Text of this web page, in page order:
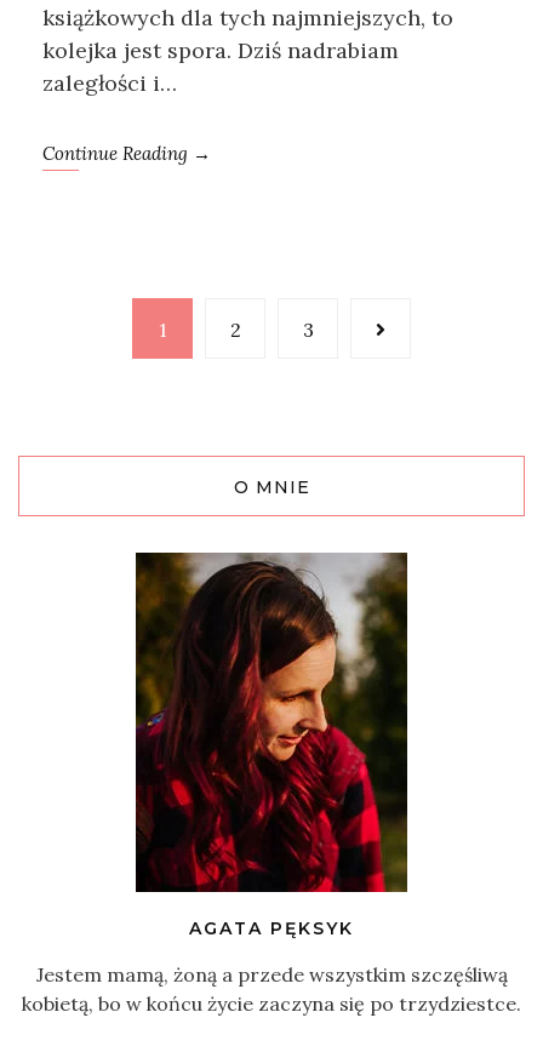
książkowych dla tych najmniejszych, to
kolejka jest spora. Dziś nadrabiam
zaległości i…
Continue Reading →
1 2 3
O MNIE
AGATA PĘKSYK
Jestem mamą, żoną a przede wszystkim szczęśliwą
kobietą, bo w końcu życie zaczyna się po trzydziestce.